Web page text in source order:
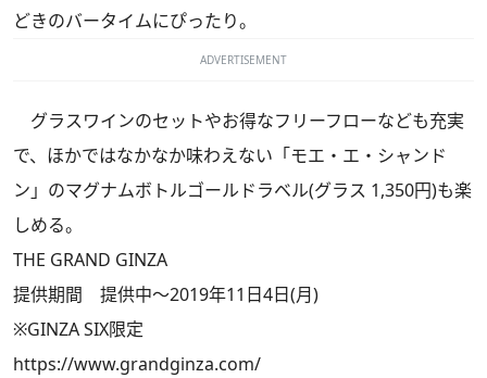
どきのバータイムにぴったり。
ADVERTISEMENT
グラスワインのセットやお得なフリーフローなども充実
で、ほかではなかなか味わえない「モエ・エ・シャンド
ン」のマグナムボトルゴールドラベル(グラス 1,350円)も楽
しめる。
THE GRAND GINZA
提供期間 提供中～2019年11日4日(月)
※GINZA SIX限定
https://www.grandginza.com/